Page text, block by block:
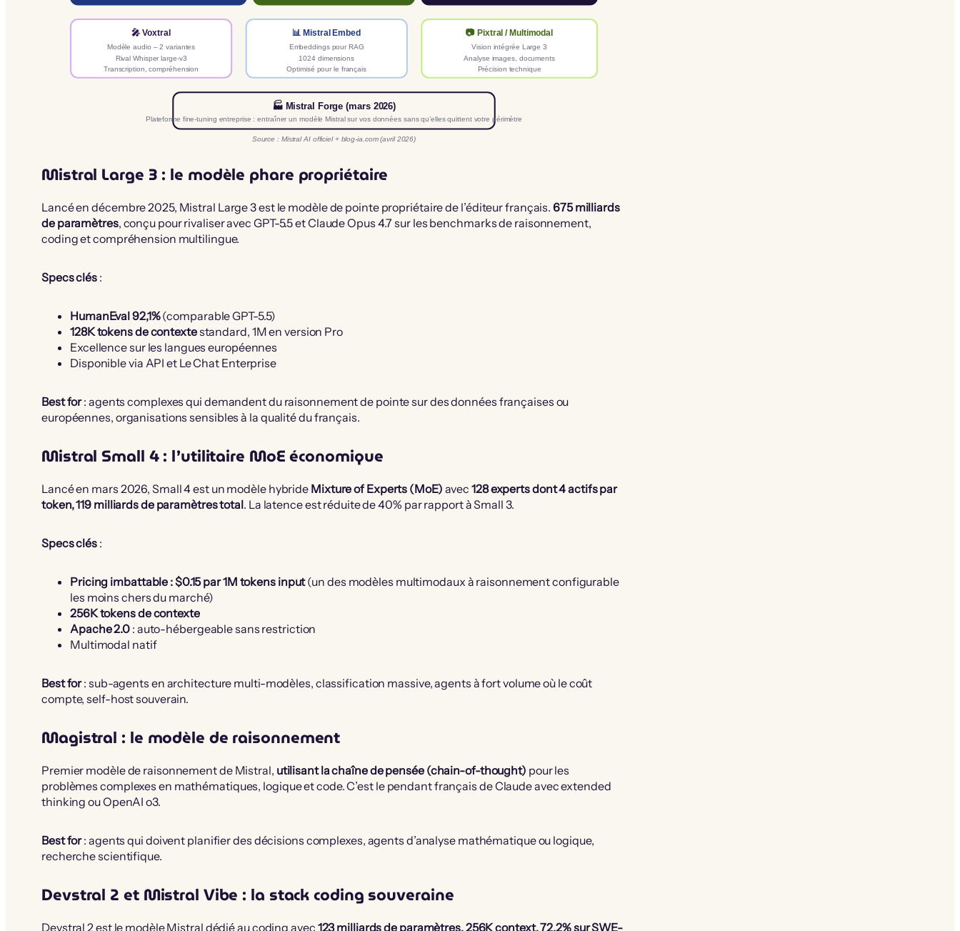
🎤 Voxtral
Modèle audio – 2 variantes
Rival Whisper large-v3
Transcription, compréhension
📊 Mistral Embed
Embeddings pour RAG
1024 dimensions
Optimisé pour le français
📷 Pixtral / Multimodal
Vision intégrée Large 3
Analyse images, documents
Précision technique
🏭 Mistral Forge (mars 2026)
Plateforme fine-tuning entreprise : entraîner un modèle Mistral sur vos données sans qu’elles quittent votre périmètre
Source : Mistral AI officiel + blog-ia.com (avril 2026)
Mistral Large 3 : le modèle phare propriétaire
Lancé en décembre 2025, Mistral Large 3 est le modèle de pointe propriétaire de l’éditeur français. 675 milliards
de paramètres, conçu pour rivaliser avec GPT-5.5 et Claude Opus 4.7 sur les benchmarks de raisonnement,
coding et compréhension multilingue.
Specs clés :
HumanEval 92,1%(comparable GPT-5.5)
128K tokens de contextestandard, 1M en version Pro
Excellence sur les langues européennes
Disponible via API et Le Chat Enterprise
Best for: agents complexes qui demandent du raisonnement de pointe sur des données françaises ou
européennes, organisations sensibles à la qualité du français.
Mistral Small 4 : l’utilitaire MoE économique
Lancé en mars 2026, Small 4 est un modèle hybride Mixture of Experts (MoE) avec128 experts dont 4 actifs par
token, 119 milliards de paramètres total. La latence est réduite de 40% par rapport à Small 3.
Specs clés :
Pricing imbattable : $0.15 par 1M tokens input(un des modèles multimodaux à raisonnement configurable
les moins chers du marché)
256K tokens de contexte
Apache 2.0 : auto-hébergeable sans restriction
Multimodal natif
Best for: sub-agents en architecture multi-modèles, classification massive, agents à fort volume où le coût
compte, self-host souverain.
Magistral : le modèle de raisonnement
Premier modèle de raisonnement de Mistral, utilisant la chaîne de pensée (chain-of-thought) pour les
problèmes complexes en mathématiques, logique et code. C’est le pendant français de Claude avec extended
thinking ou OpenAI o3.
Best for: agents qui doivent planifier des décisions complexes, agents d’analyse mathématique ou logique,
recherche scientifique.
Devstral 2 et Mistral Vibe : la stack coding souveraine
Devstral 2 est le modèle Mistral dédié au coding avec 123 milliards de paramètres, 256K context, 72,2% sur SWE-